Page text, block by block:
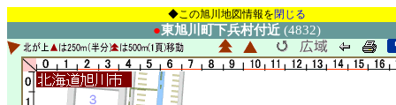
◆この旭川地図情報を閉じる
●東旭川町下兵村付近 (4832)